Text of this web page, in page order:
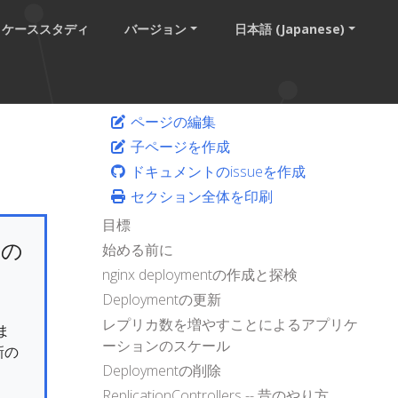
ケーススタディ バージョン 日本語 (Japanese)
の
ページの編集
子ページを作成
ドキュメントのissueを作成
セクション全体を印刷
目標
始める前に
nginx deploymentの作成と探検
Deploymentの更新
レプリカ数を増やすことによるアプリケ
ーションのスケール
Deploymentの削除